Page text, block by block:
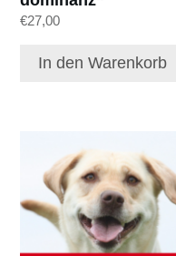
€27,00
In den Warenkorb